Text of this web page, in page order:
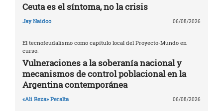
Ceuta es el síntoma, no la crisis
Jay Naidoo 06/08/2026
El tecnofeudalismo como capítulo local del Proyecto-Mundo en
curso.
Vulneraciones a la soberanía nacional y
mecanismos de control poblacional en la
Argentina contemporánea
«Ali Reza» Peralta 06/08/2026